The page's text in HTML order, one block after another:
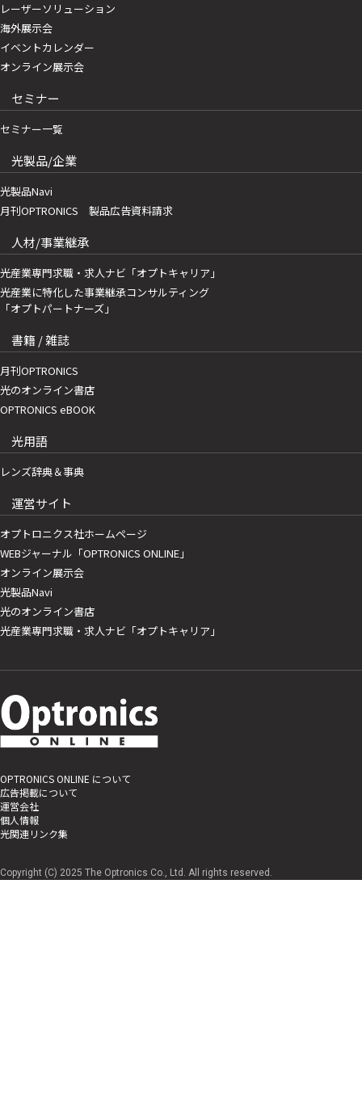
レーザーソリューション
海外展示会
イベントカレンダー
オンライン展示会
セミナー
セミナー一覧
光製品/企業
光製品Navi
月刊OPTRONICS 製品広告資料請求
人材/事業継承
光産業専門求職・求人ナビ「オプトキャリア」
光産業に特化した事業継承コンサルティング
「オプトパートナーズ」
書籍 / 雑誌
月刊OPTRONICS
光のオンライン書店
OPTRONICS eBOOK
光用語
レンズ辞典＆事典
運営サイト
オプトロニクス社ホームページ
WEBジャーナル「OPTRONICS ONLINE」
オンライン展示会
光製品Navi
光のオンライン書店
光産業専門求職・求人ナビ「オプトキャリア」
OPTRONICS ONLINE について
広告掲載について
運営会社
個人情報
光関連リンク集
Copyright (C) 2025 The Optronics Co., Ltd. All rights reserved.